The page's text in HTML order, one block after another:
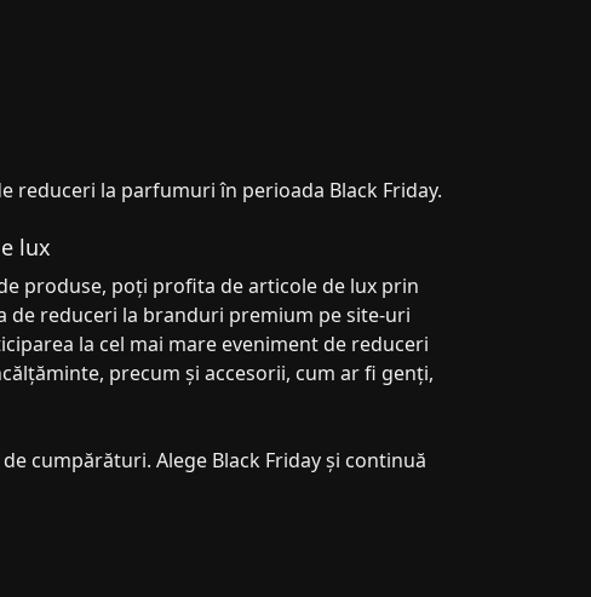
reduceri la parfumuri în perioada Black Friday.
lux
produse, poți profita de articole de lux prin
reduceri la branduri premium pe site-uri
la cel mai mare eveniment de reduceri
precum și accesorii, cum ar fi genți,
cumpărături. Alege Black Friday și continuă